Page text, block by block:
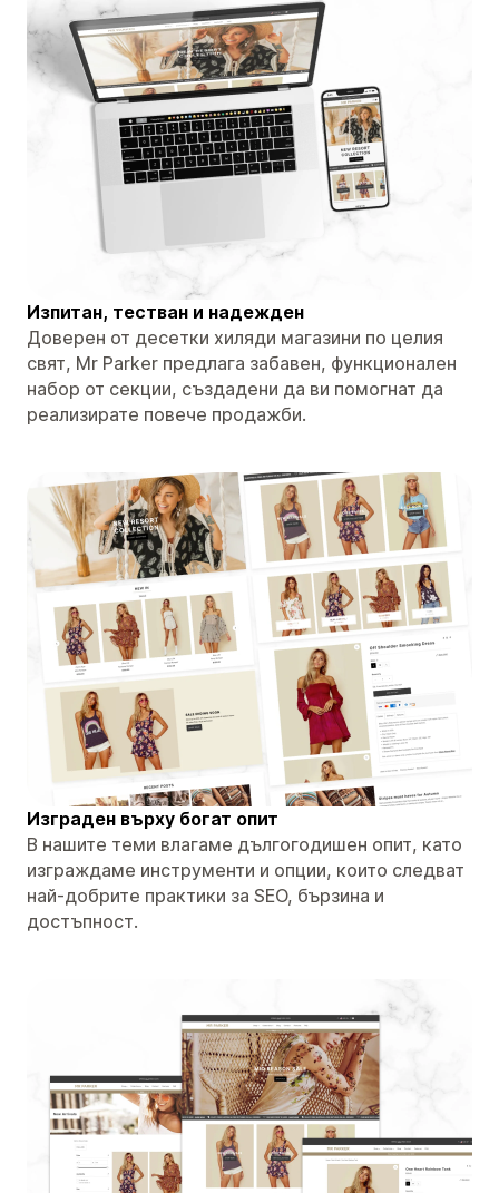
Изпитан, тестван и надежден
Доверен от десетки хиляди магазини по целия
свят, Mr Parker предлага забавен, функционален
набор от секции, създадени да ви помогнат да
реализирате повече продажби.
Изграден върху богат опит
В нашите теми влагаме дългогодишен опит, като
изграждаме инструменти и опции, които следват
най-добрите практики за SEO, бързина и
достъпност.